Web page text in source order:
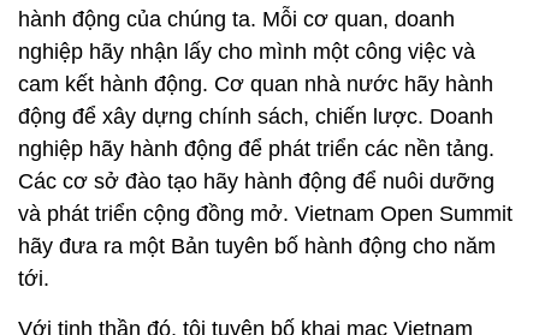
hành động của chúng ta. Mỗi cơ quan, doanh
nghiệp hãy nhận lấy cho mình một công việc và
cam kết hành động. Cơ quan nhà nước hãy hành
động để xây dựng chính sách, chiến lược. Doanh
nghiệp hãy hành động để phát triển các nền tảng.
Các cơ sở đào tạo hãy hành động để nuôi dưỡng
và phát triển cộng đồng mở. Vietnam Open Summit
hãy đưa ra một Bản tuyên bố hành động cho năm
tới.
Với tinh thần đó, tôi tuyên bố khai mạc Vietnam